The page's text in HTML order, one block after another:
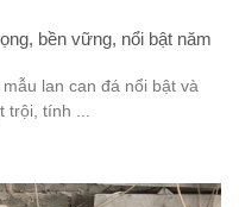
bền vững, nổi bật năm
lan can đá nổi bật và
trội, tính ...